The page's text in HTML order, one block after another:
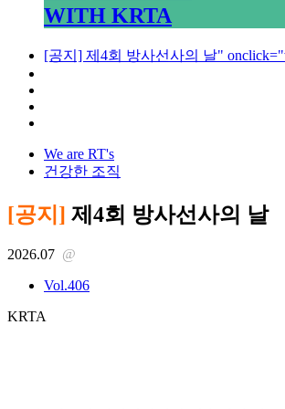
WITH KRTA
[공지] 제4회 방사선사의 날"
We are RT's
건강한 조직
[공지] 제4회 방사선사의 날
2026.07 @
Vol.406
KRTA